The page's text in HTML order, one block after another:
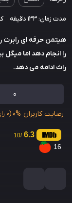
مدت زمان: 133 دقیقه
هیتمن حرفه ای رابرت
را انجام دهد اما
راث ادامه می دهد.
0
رضایت کاربران 0% (0 رای)
6.3
/10
16